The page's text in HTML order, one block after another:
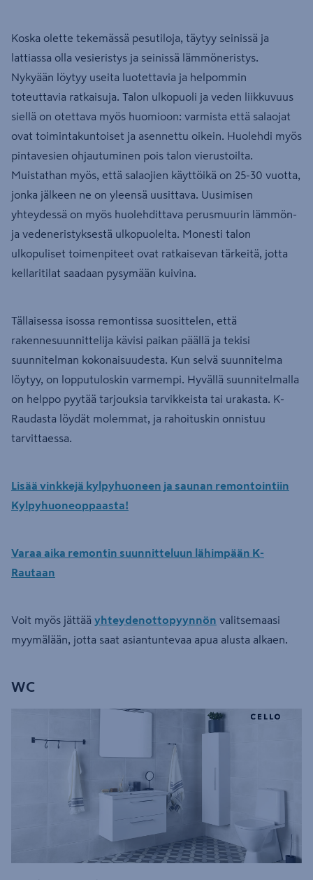
Koska olette tekemässä pesutiloja, täytyy seinissä ja
lattiassa olla vesieristys ja seinissä lämmöneristys.
Nykyään löytyy useita luotettavia ja helpommin
toteuttavia ratkaisuja. Talon ulkopuoli ja veden liikkuvuus
siellä on otettava myös huomioon: varmista että salaojat
ovat toimintakuntoiset ja asennettu oikein. Huolehdi myös
pintavesien ohjautuminen pois talon vierustoilta.
Muistathan myös, että salaojien käyttöikä on 25-30 vuotta,
jonka jälkeen ne on yleensä uusittava. Uusimisen
yhteydessä on myös huolehdittava perusmuurin lämmön-
ja vedeneristyksestä ulkopuolelta. Monesti talon
ulkopuliset toimenpiteet ovat ratkaisevan tärkeitä, jotta
kellaritilat saadaan pysymään kuivina.
Tällaisessa isossa remontissa suosittelen, että
rakennesuunnittelija kävisi paikan päällä ja tekisi
suunnitelman kokonaisuudesta. Kun selvä suunnitelma
löytyy, on lopputuloskin varmempi. Hyvällä suunnitelmalla
on helppo pyytää tarjouksia tarvikkeista tai urakasta. K-
Raudasta löydät molemmat, ja rahoituskin onnistuu
tarvittaessa.
Lisää vinkkejä kylpyhuoneen ja saunan remontointiin
Kylpyhuoneoppaasta!
Varaa aika remontin suunnitteluun lähimpään K-
Rautaan
Voit myös jättää yhteydenottopyynnön valitsemaasi
myymälään, jotta saat asiantuntevaa apua alusta alkaen.
WC